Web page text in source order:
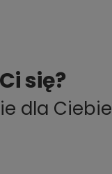
się?
dla Ciebie